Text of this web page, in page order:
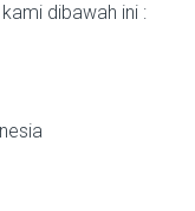
dibawah ini :